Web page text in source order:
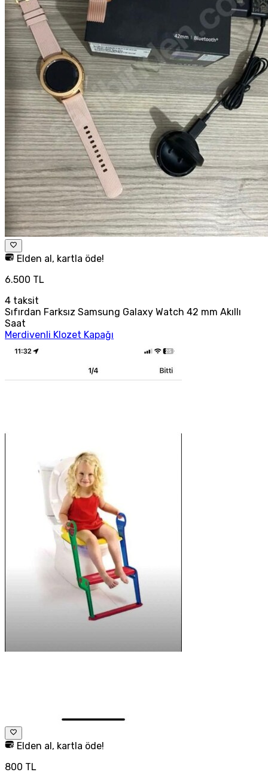
Elden al, kartla öde!
6.500 TL
4 taksit
Sıfırdan Farksız Samsung Galaxy Watch 42 mm Akıllı
Saat
Merdivenli Klozet Kapağı
Elden al, kartla öde!
800 TL